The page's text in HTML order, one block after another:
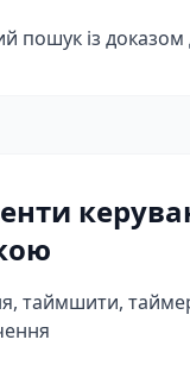
пошук із доказом
таймшити,